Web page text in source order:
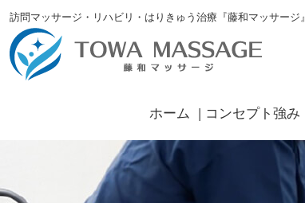
訪問マッサージ・リハビリ・はりきゅう治療『藤和マッサージ』
ホーム コンセプト強み